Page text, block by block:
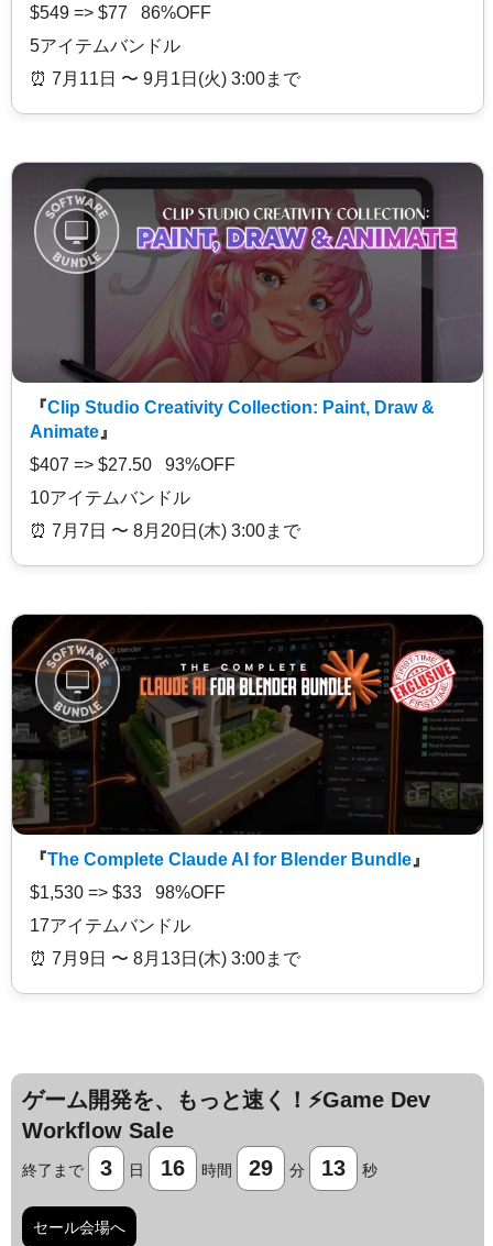
$549 => $77 86%OFF
5アイテムバンドル
⏰️ 7月11日 〜 9月1日(火) 3:00まで
『Clip Studio Creativity Collection: Paint, Draw &
Animate 』
$407 => $27.50 93%OFF
10アイテムバンドル
⏰️ 7月7日 〜 8月20日(木) 3:00まで
『The Complete Claude AI for Blender Bundle 』
$1,530 => $33 98%OFF
17アイテムバンドル
⏰️ 7月9日 〜 8月13日(木) 3:00まで
ゲーム開発を、もっと速く！⚡️Game Dev
Workflow Sale
終了まで 3 日 16 時間 29 分 12 秒
セール会場へ